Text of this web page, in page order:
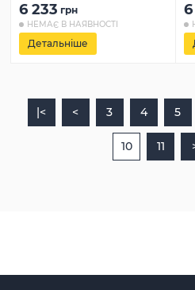
6 233 грн
НЕМАЄ В НАЯВНОСТІ
Детальніше
|< < 3 4 5
10 11